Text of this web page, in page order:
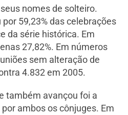
nomes de solteiro.
59,23% das celebrações
da série histórica. Em
27,82%. Em números
sem alteração de
4.832 em 2005.
também avançou foi a
ambos os cônjuges. Em